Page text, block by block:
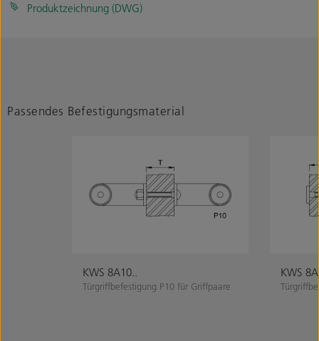
Produktzeichnung (DWG)
Passendes Befestigungsmaterial
KWS 8A10..
Türgriffbefestigung P10 für Griffpaare
KWS